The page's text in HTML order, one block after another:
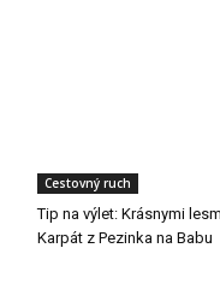
Cestovný ruch
Tip na výlet: Krásnymi
Karpát z Pezinka na Babu